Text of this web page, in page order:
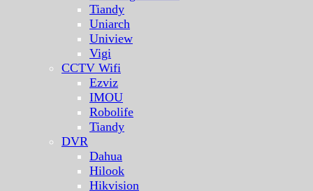
Tiandy
Uniarch
Uniview
Vigi
CCTV Wifi
Ezviz
IMOU
Robolife
Tiandy
DVR
Dahua
Hilook
Hikvision